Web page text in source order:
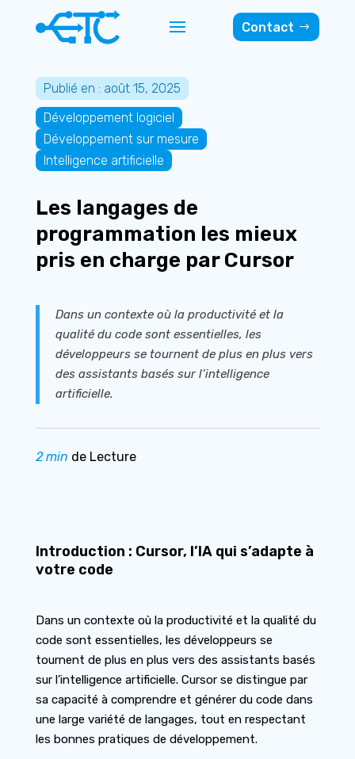
Contact
Publié en : août 15, 2025
Développement logiciel
Développement sur mesure
Intelligence artificielle
Les langages de
programmation les mieux
pris en charge par Cursor
Dans un contexte où la productivité et la
qualité du code sont essentielles, les
développeurs se tournent de plus en plus vers
des assistants basés sur l’intelligence
artificielle.
2 min de Lecture
Introduction : Cursor, l’IA qui s’adapte à
votre code
Dans un contexte où la productivité et la qualité du
code sont essentielles, les développeurs se
tournent de plus en plus vers des assistants basés
sur l’intelligence artificielle. Cursor se distingue par
sa capacité à comprendre et générer du code dans
une large variété de langages, tout en respectant
les bonnes pratiques de développement.